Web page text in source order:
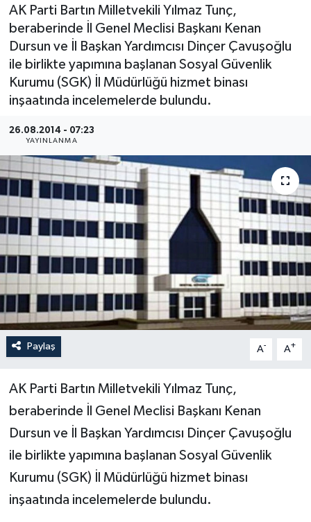
AK Parti Bartın Milletvekili Yılmaz Tunç,
beraberinde İl Genel Meclisi Başkanı Kenan
Dursun ve İl Başkan Yardımcısı Dinçer Çavuşoğlu
ile birlikte yapımına başlanan Sosyal Güvenlik
Kurumu (SGK) İl Müdürlüğü hizmet binası
inşaatında incelemelerde bulundu.
26.08.2014 - 07:23
YAYINLANMA
Paylaş A- A+
AK Parti Bartın Milletvekili Yılmaz Tunç,
beraberinde İl Genel Meclisi Başkanı Kenan
Dursun ve İl Başkan Yardımcısı Dinçer Çavuşoğlu
ile birlikte yapımına başlanan Sosyal Güvenlik
Kurumu (SGK) İl Müdürlüğü hizmet binası
inşaatında incelemelerde bulundu.
Medya
Sağlık
Sinema
Sivil Toplum
Siyaset
Spor
Tarım
Turizm
Yaşam
Yerel Yönetimler
YEREL